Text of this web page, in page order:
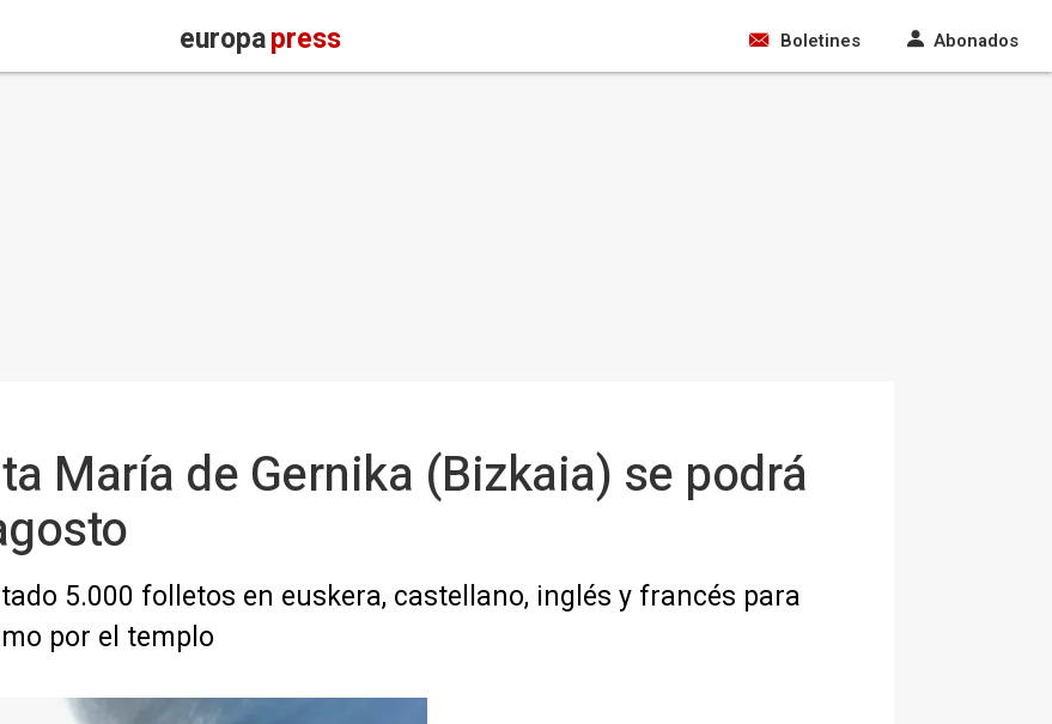
europapress Boletines Abonados
María de Gernika (Bizkaia) se podrá
5.000 folletos en euskera, castellano, inglés y francés para
por el templo